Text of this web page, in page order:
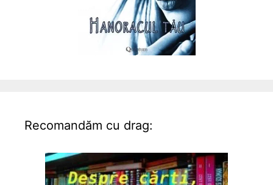
Recomandăm cu drag: